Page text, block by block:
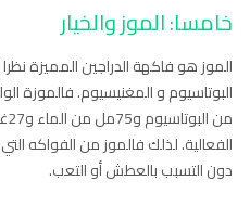
خامسا: الموز والخيار
الموز هو فاكهة الدراجين المميزة
الفعالية. لذلك فالموز من الفواكه
دون التسبب بالعطش أو التعب.